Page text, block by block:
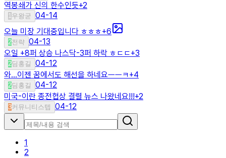
역봉쇄가 신의 한수인듯+2
1우왕굳 04-14
오늘 미장 기대중입니다 ㅎㅎㅎ+6
2전략 04-13
오일 +8퍼 상승 나스닥-3퍼 하락 ㅎㄷㄷ+3
2딤홍길
04-12
와...이젠 꿈에서도 해선을 하네요ㅡㅡㅋ+4
2딤홍길
04-12
미국-이란 종전협상 결렬 뉴스 나왔네요!!!+2
3커뮤니티스텝 04-12
1
2